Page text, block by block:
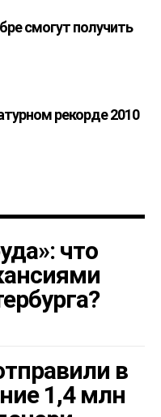
смогут получить
рекорде 2010
что
в
1,4 млн